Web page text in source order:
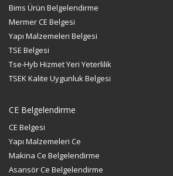
Bims Ürün Belgelendirme
Mermer CE Belgesi
Yapı Malzemeleri Belgesi
TSE Belgesi
Tse-Hyb Hizmet Yeri Yeterlilik
TSEK Kalite Uygunluk Belgesi
CE Belgelendirme
CE Belgesi
Yapı Malzemeleri Ce
Makina Ce Belgelendirme
Asansör Ce Belgelendirme